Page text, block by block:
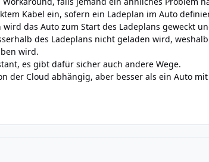
Kabel ein, sofern ein Ladeplan im Auto
wird das Auto zum Start des Ladeplans geweckt
des Ladeplans nicht geladen wird,
wird.
es gibt dafür sicher auch andere Wege.
der Cloud abhängig, aber besser als ein Auto